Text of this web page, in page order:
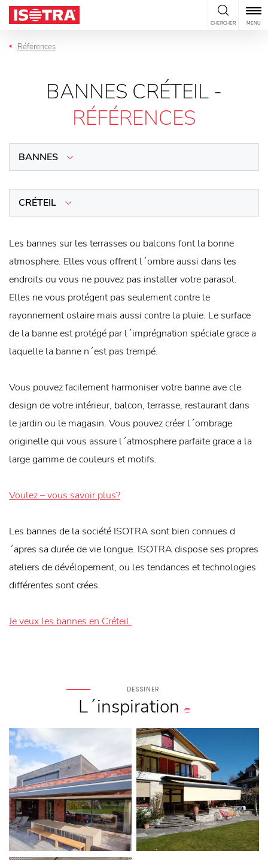
Passer au contenu
CHERCHER MENU
Références
BANNES CRÉTEIL -
RÉFÉRENCES
BANNES
CRÉTEIL
Les bannes sur les terrasses ou balcons font la bonne
atmosphere. Elles vous offrent l´ombre aussi dans les
endroits ou vous ne pouvez pas installer votre parasol.
Elles ne vous protégent pas seulement contre le
rayonnement oslaire mais aussi contre la pluie. Le surface
de la banne est protégé par l´imprégnation spéciale grace a
laquelle la banne n´est pas trempé.
Vous pouvez facilement harmoniser votre banne ave cle
design de votre intérieur, balcon, terrasse, restaurant dans
le jardin ou le magasin. Vous pouvez créer l´ombrage
originelle qui vous assure l´atmosphere parfaite grace a la
large gamme de couleurs et motifs.
Voulez – vous savoir plus?
Les bannes de la société ISOTRA sont bien connues d
´apres sa durée de vie longue. ISOTRA dispose ses propres
ateliers de dévélopement, ou les tendances et technologies
différentes sont crées.
Je veux les bannes en Créteil.
DESSINER
L´inspiration